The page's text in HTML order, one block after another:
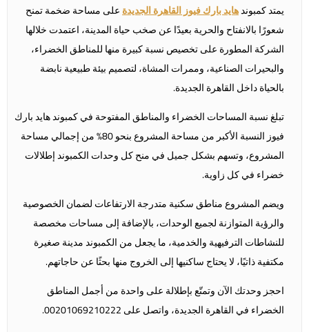
يمتد كمبوندهايد بارك فيوز القاهرة الجديدةعلى مساحة ضخمة تمنح
شعورًا بالانفتاح والحرية بعيدًا عن صخب حياة المدينة، اعتمدت خلالها
الشركة المطورة على تخصيص نسبة كبيرة منها للمناطق الخضراء،
والبحيرات الصناعية، وممرات المشاة، لتصميم بيئة طبيعية نابضة
بالحياة داخل القاهرة الجديدة.
تبلغ نسبة المساحات الخضراء والمناطق المفتوحة في كمبوند هايد بارك
فيوز النسبة الأكبر من مساحة المشروع بنحو 80% من إجمالي مساحة
المشروع، وتسهم بشكل جميل في منح كل وحدات الكمبوند إطلالات
خضراء في كل زاوية.
ويضم المشروع مناطق سكنية متدرجة الارتفاعات لضمان الخصوصية
والرؤية المتوازنة لجميع الوحدات، بالإضافة إلى مساحات مخصصة
للنشاطات الترفيهية والخدمية، ما يجعل من الكمبوند مدينة صغيرة
مكتفية ذاتيًا، لا يحتاج ساكنيها إلى الخروج منها بحثًا عن حاجاتهم.
احجز وحدتك الآن وتمتّع بإطلالة على واحدة من أجمل المناطق
الخضراء في القاهرة الجديدة، واتصل على 00201069210222.